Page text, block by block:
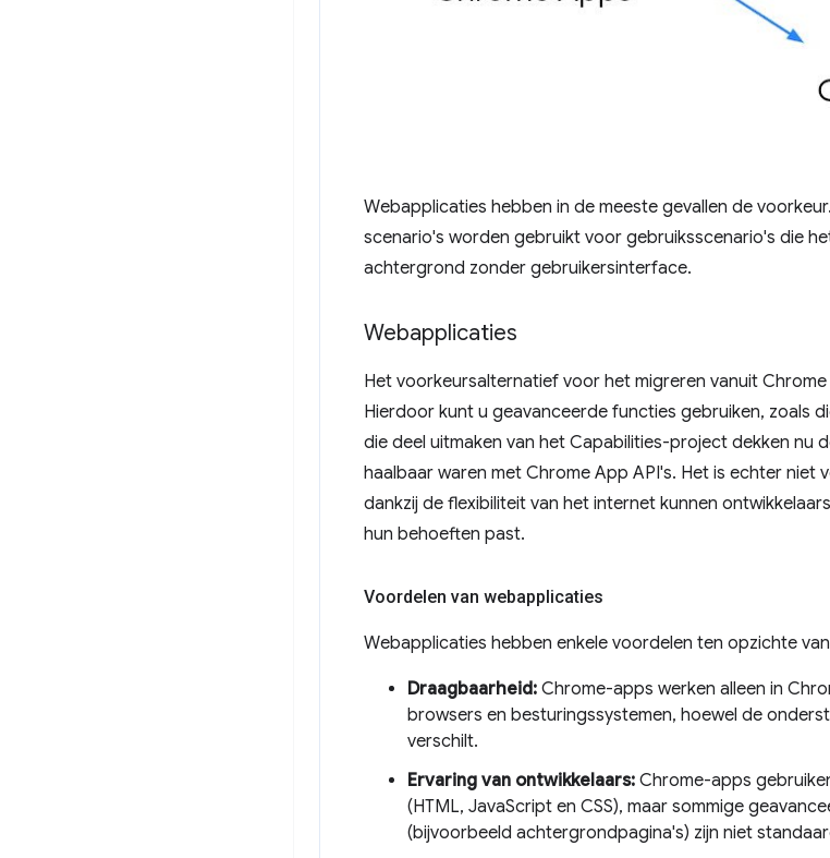
Webapplicaties hebben in de meeste gevallen de
scenario's worden gebruikt voor gebruiksscenario's die
achtergrond zonder gebruikersinterface.
Webapplicaties
Het voorkeursalternatief voor het migreren vanuit
Hierdoor kunt u geavanceerde functies gebruiken, zoals
die deel uitmaken van het Capabilities-project dekken nu
haalbaar waren met Chrome App API's. Het is echter niet
dankzij de flexibiliteit van het internet kunnen
hun behoeften past.
Voordelen van webapplicaties
Webapplicaties hebben enkele voordelen ten opzichte
Draagbaarheid: Chrome-apps werken alleen in
browsers en besturingssystemen, hoewel de
verschilt.
Ervaring van ontwikkelaars: Chrome-apps
(HTML, JavaScript en CSS), maar sommige
(bijvoorbeeld achtergrondpagina's) zijn niet